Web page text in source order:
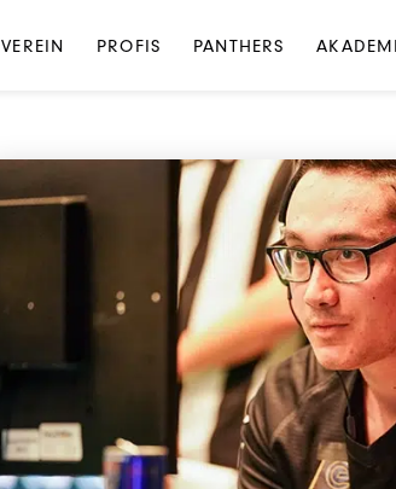
VEREIN PROFIS PANTHERS